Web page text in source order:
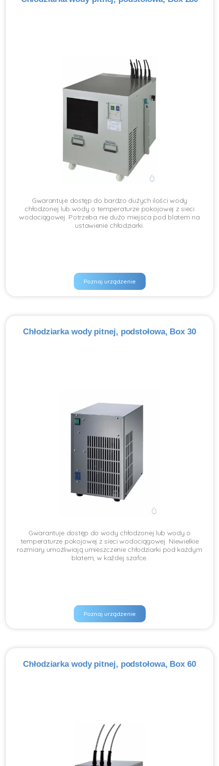
Gwarantuje dostęp do bardzo dużych ilości wody
chłodzonej lub wody o temperaturze pokojowej z sieci
wodociągowej. Potrzeba nie dużo miejsca pod blatem na
ustawienie chłodziarki.
Poznaj urządzenie
Chłodziarka wody pitnej, podstołowa, Box 30
Gwarantuje dostęp do wody chłodzonej lub wody o
temperaturze pokojowej z sieci wodociągowej. Niewielkie
rozmiary umożliwiają umieszczenie chłodziarki pod każdym
blatem, w każdej szafce.
Poznaj urządzenie
Chłodziarka wody pitnej, podstołowa, Box 60